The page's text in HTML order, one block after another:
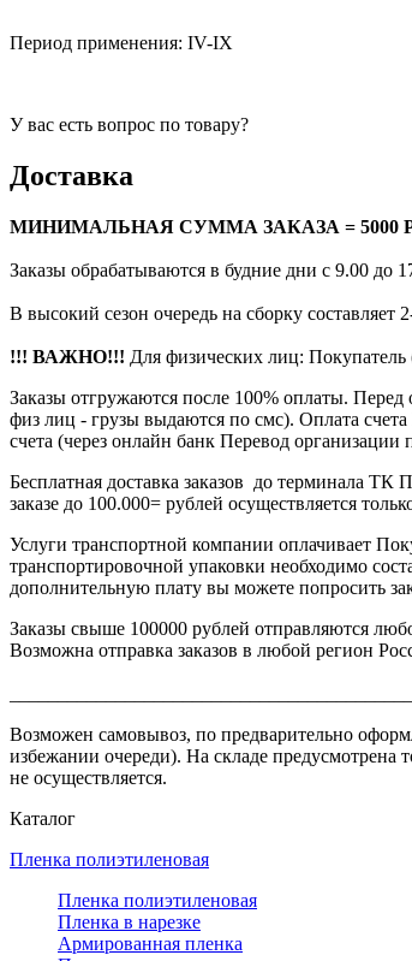
Период применения: IV-IX
У вас есть вопрос по товару?
Доставка
МИНИМАЛЬНАЯ СУММА ЗАКАЗА = 5000
Заказы обрабатываются в будние дни с 9.00 до
В высокий сезон очередь на сборку составляет
!!! ВАЖНО!!! Для физических лиц:
Заказы отгружаются после 100% оплаты.
физ лиц - грузы выдаются по смс). Оплата счета
счета (через онлайн банк Перевод организации
Бесплатная доставка заказов до терминала
заказе до 100.000= рублей осуществляется
Услуги транспортной компании оплачивает
транспортировочной упаковки необходимо
дополнительную плату вы можете попросить
Заказы свыше 100000 рублей отправляются
Возможна отправка заказов в любой регион
Возможен самовывоз, по предварительно
избежании очереди). На складе предусмотрена
не осуществляется.
Каталог
Пленка полиэтиленовая
Пленка полиэтиленовая
Пленка в нарезке
Армированная пленка